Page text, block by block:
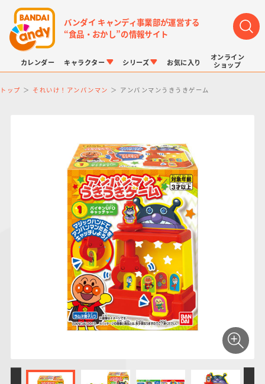
バンダイ キャンディ事業部が運営する
“食品・おかし”の情報サイト
カレンダー キャラクター
LINK TRAVELERS
仮面ライダーシリー
プリキュアシリーズ
ガンダムシリーズ
ドラゴンボール
アンパンマン
シリーズ
チョコボックス
キャラパキ
チョコサプ
にふぉるめーしょん
＆スクエアシール
ポケモンキッズ
ポケモンスケールワ
ールド
お気に入り
オンライン
ショップ
トップ それいけ！アンパンマン アンパンマンうきうきゲーム